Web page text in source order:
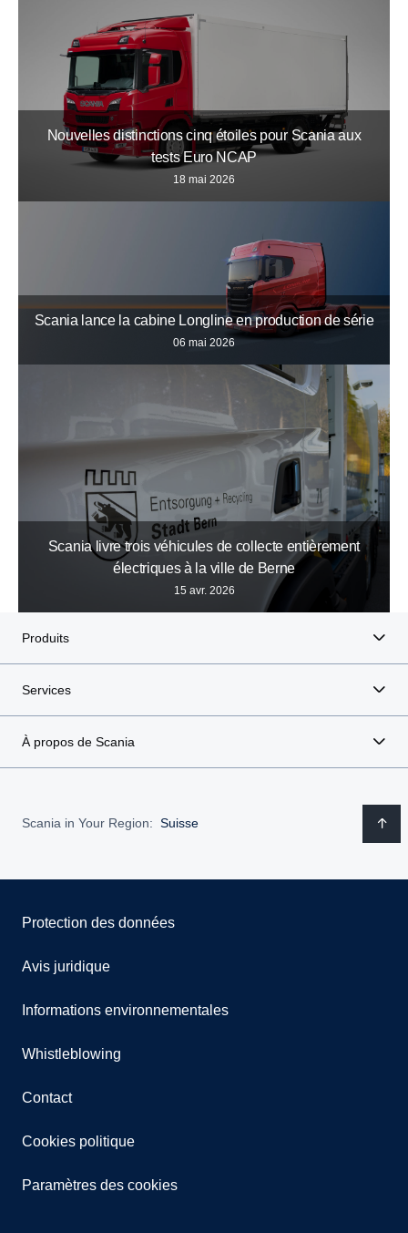
Nouvelles distinctions cinq étoiles pour Scania aux
tests Euro NCAP
18 mai 2026
Scania lance la cabine Longline en production de série
06 mai 2026
Scania livre trois véhicules de collecte entièrement
électriques à la ville de Berne
15 avr. 2026
Produits
Services
À propos de Scania
Scania in Your Region: Suisse
Protection des données
Avis juridique
Informations environnementales
Whistleblowing
Contact
Cookies politique
Paramètres des cookies